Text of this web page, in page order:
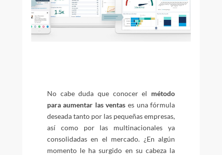
No cabe duda que conocer el método
para aumentar las ventas es una fórmula
deseada tanto por las pequeñas empresas,
así como por las multinacionales ya
consolidadas en el mercado. ¿En algún
momento le ha surgido en su cabeza la